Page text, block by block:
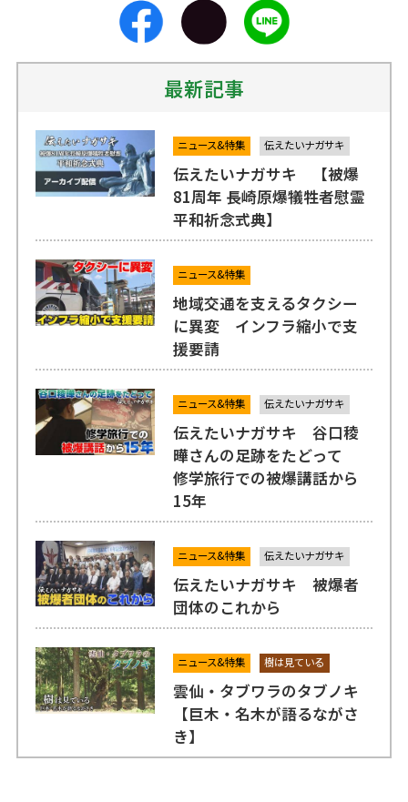
最新記事
ニュース&特集 伝えたいナガサキ
伝えたいナガサキ 【被爆
81周年 長崎原爆犠牲者慰霊
平和祈念式典】
ニュース&特集
地域交通を支えるタクシー
に異変 インフラ縮小で支
援要請
ニュース&特集 伝えたいナガサキ
伝えたいナガサキ 谷口稜
曄さんの足跡をたどって
修学旅行での被爆講話から
15年
ニュース&特集 伝えたいナガサキ
伝えたいナガサキ 被爆者
団体のこれから
ニュース&特集 樹は見ている
雲仙・タブワラのタブノキ
【巨木・名木が語るながさ
き】